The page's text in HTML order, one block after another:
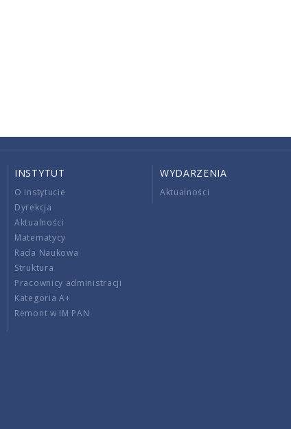
INSTYTUT
O Instytucie
Dyrekcja
Aktualności
Matematycy
Rada Naukowa
Struktura
Pracownicy administracji
Kategoria A+
Remont w IM PAN
WYDARZENIA
Aktualności